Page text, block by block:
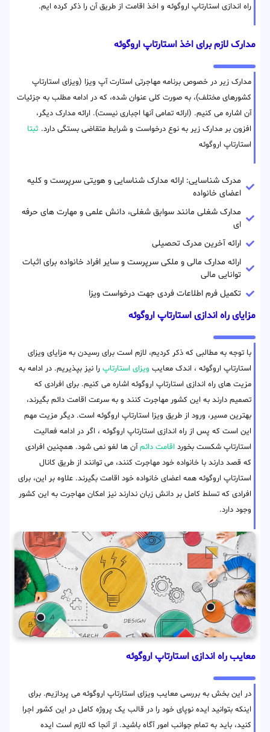
راه اندازی استارتاپ اروگوئه و اخذ اقامت از طریق آن را ذکر کرده ایم.
مدارک لازم برای اخذ استارتاپ اروگوئه
مدارک زیر در خصوص برنامه مهاجرتی استارت آپ ویزا (ویزای استارتاپ
کشورهای مختلف)، به صورت کلی عنوان شده، که در ادامه مطلب به جزئیات
آن اشاره می کنیم. (ارائه تمامی آنها اجباری نیست). ارائه مدارک دیگر،
افزون بر مدارک زیر به نوع درخواست و شرایط متقاضی بستگی دارد. ثبتا
استارتاپ اروگوئه
مدرک شناسایی: ارائه مدارک شناسایی و هویتی سرپرست و کلیه
اعضای خانواده
مدارک شغلی مانند سوابق شغلی، دانش علمی و مهارت های حرفه
ای
ارائه آخرین مدرک تحصیلی
ارائه مدارک مالی و ملکی سرپرست و سایر افراد خانواده برای اثبات
توانایی مالی
تکمیل فرم اطلاعات فردی جهت درخواست ویزا
مزایای راه اندازی استارتاپ اروگوئه
با توجه به مطالبی که ذکر کردیم، لازم است برای رسیدن به مزایای ویزای
استارتاپ اروگوئه ، اندک معایب ویزای استارتاپ را نیز بپذیریم. در ادامه به
مزیت های راه اندازی استارتاپ اروگوئه اشاره می کنیم. برای افرادی که
تصمیم دارند به این کشور مهاجرت کنند و به سرعت اقامت دائم بگیرند،
بهترین مسیر، ورود از طریق ویزا استارتاپ اروگوئه است. دیگر مزیت مهم
این است که پس از راه اندازی استارتاپ اروگوئه ، اگر در ادامه فعالیت
استارتاپ شکست بخورد اقامت دائمآن ها لغو نمی شود. همچنین افرادی
که قصد دارند با خانواده خود مهاجرت کنند، می توانند از طریق کانال
استارتاپ اروگوئه همه اعضای خانواده خود اقامت بگیرند. علاوه بر این، برای
افرادی که تسلط کامل بر دانش زبان ندارند نیز امکان مهاجرت به این کشور
وجود دارد.
معایب راه اندازی استارتاپ اروگوئه
در این بخش به بررسی معایب ویزای استارتاپ اروگوئه می پردازیم. برای
اینکه بتوانید ایده نوپای خود را در قالب یک پروژه کامل در این کشور اجرا
کنید، باید به تمام جوانب امور آگاه باشید. از آنجا که لازم است ایده